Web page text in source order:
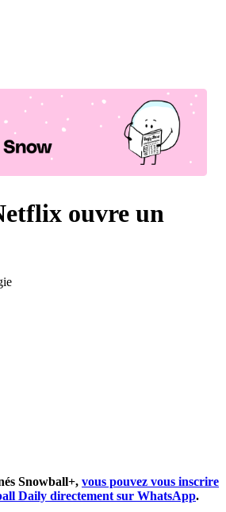
ouvre un
Snowball+, vous pouvez vous inscrire
Daily directement sur WhatsApp.